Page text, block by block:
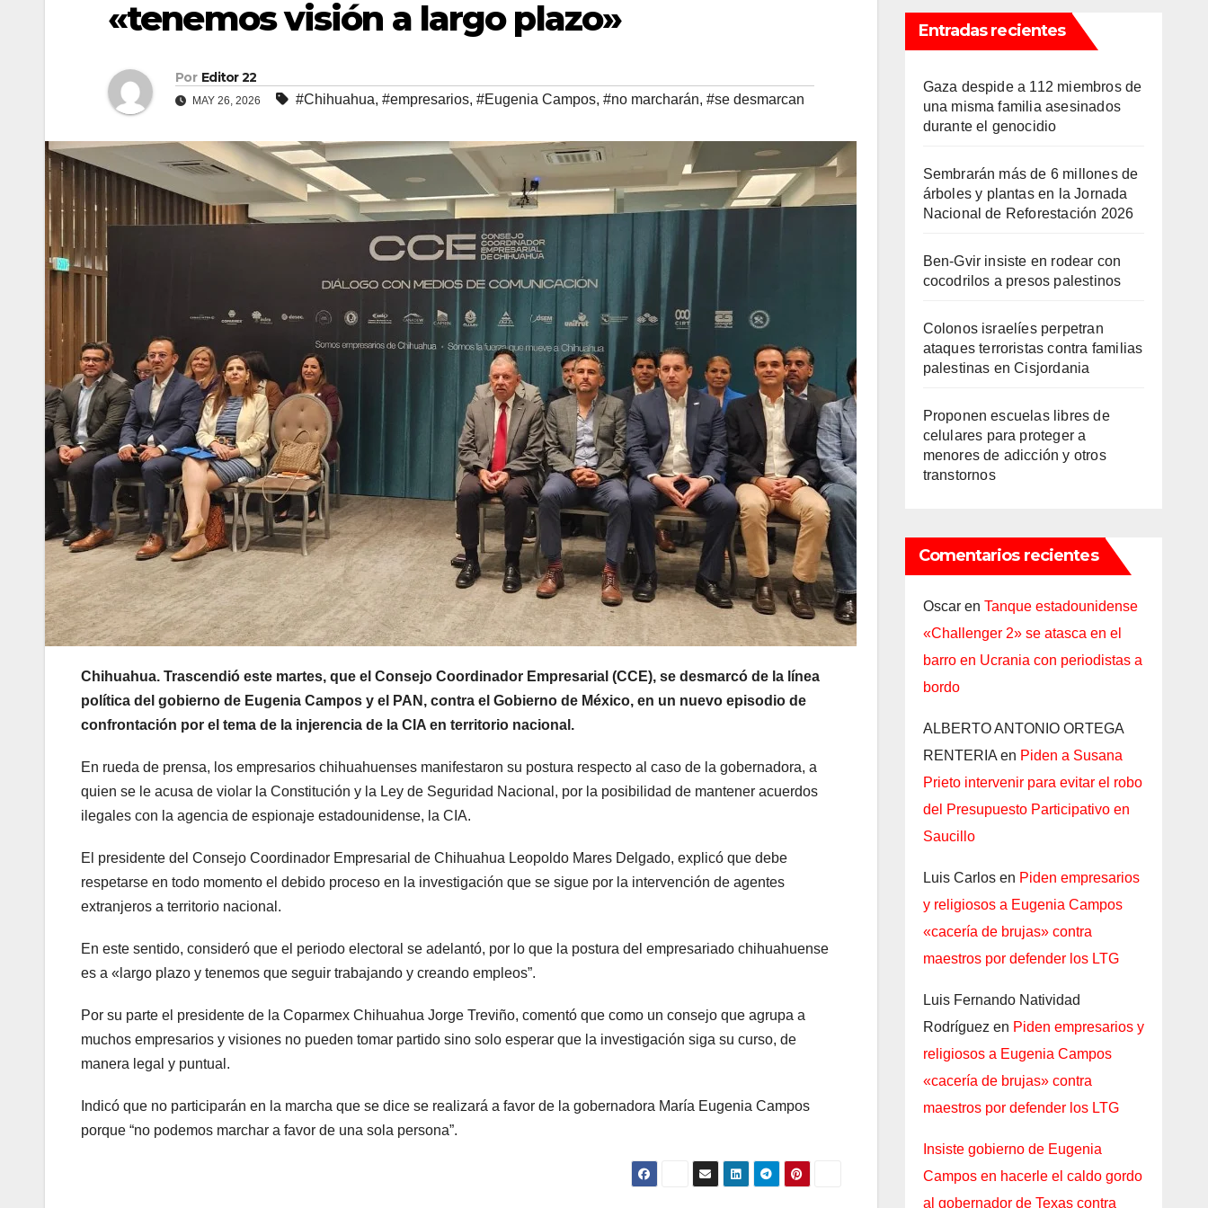
«tenemos visión a largo plazo»
Por Editor 22
MAY 26, 2026 #Chihuahua, #empresarios, #Eugenia Campos, #no marcharán, #se desmarcan
Chihuahua. Trascendió este martes, que el Consejo Coordinador Empresarial (CCE), se desmarcó de la línea
política del gobierno de Eugenia Campos y el PAN, contra el Gobierno de México, en un nuevo episodio de
confrontación por el tema de la injerencia de la CIA en territorio nacional.
En rueda de prensa, los empresarios chihuahuenses manifestaron su postura respecto al caso de la gobernadora, a
quien se le acusa de violar la Constitución y la Ley de Seguridad Nacional, por la posibilidad de mantener acuerdos
ilegales con la agencia de espionaje estadounidense, la CIA.
El presidente del Consejo Coordinador Empresarial de Chihuahua Leopoldo Mares Delgado, explicó que debe
respetarse en todo momento el debido proceso en la investigación que se sigue por la intervención de agentes
extranjeros a territorio nacional.
En este sentido, consideró que el periodo electoral se adelantó, por lo que la postura del empresariado chihuahuense
es a «largo plazo y tenemos que seguir trabajando y creando empleos”.
Por su parte el presidente de la Coparmex Chihuahua Jorge Treviño, comentó que como un consejo que agrupa a
muchos empresarios y visiones no pueden tomar partido sino solo esperar que la investigación siga su curso, de
manera legal y puntual.
Indicó que no participarán en la marcha que se dice se realizará a favor de la gobernadora María Eugenia Campos
porque “no podemos marchar a favor de una sola persona”.
Entradas recientes
Gaza despide a 112 miembros de
una misma familia asesinados
durante el genocidio
Sembrarán más de 6 millones de
árboles y plantas en la Jornada
Nacional de Reforestación 2026
Ben-Gvir insiste en rodear con
cocodrilos a presos palestinos
Colonos israelíes perpetran
ataques terroristas contra familias
palestinas en Cisjordania
Proponen escuelas libres de
celulares para proteger a
menores de adicción y otros
transtornos
Comentarios recientes
Oscaren Tanque estadounidense
«Challenger 2» se atasca en el
barro en Ucrania con periodistas a
bordo
ALBERTO ANTONIO ORTEGA
RENTERIAen Piden a Susana
Prieto intervenir para evitar el robo
del Presupuesto Participativo en
Saucillo
Luis Carlosen Piden empresarios
y religiosos a Eugenia Campos
«cacería de brujas» contra
maestros por defender los LTG
Luis Fernando Natividad
Rodríguez en Piden empresarios y
religiosos a Eugenia Campos
«cacería de brujas» contra
maestros por defender los LTG
Insiste gobierno de Eugenia
Campos en hacerle el caldo gordo
al gobernador de Texas contra